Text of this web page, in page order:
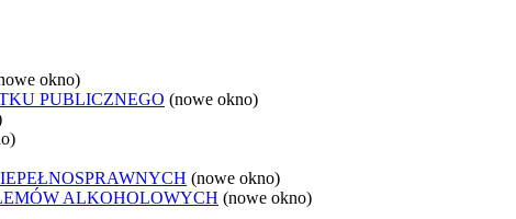
okno)
PUBLICZNEGO (nowe okno)
(nowe okno)
ALKOHOLOWYCH (nowe okno)